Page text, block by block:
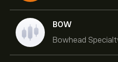
BOW
Bowhead